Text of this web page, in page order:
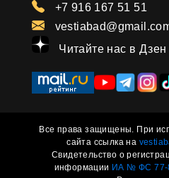
+7 916 167 51 51
Читайте нас в Дзен
Все права защищены. При
сайта ссылка на
Свидетельство о
информации ИА № ФС 77-